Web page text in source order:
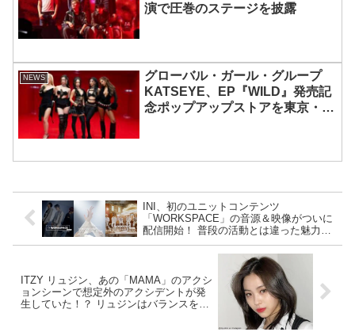
演で圧巻のステージを披露
NEWS
グローバル・ガール・グループ
KATSEYE、EP『WILD』発売記
念ポップアップストアを東京・原
INI、初のユニットコンテンツ
「WORKSPACE」の音源＆映像がついに
配信開始！ 普段の活動とは違った魅力を
楽しめる作品に
ITZY リュジン、あの「MAMA」のアクシ
ョンシーンで想定外のアクシデントが発
生していた！？ リュジンはバランスを崩